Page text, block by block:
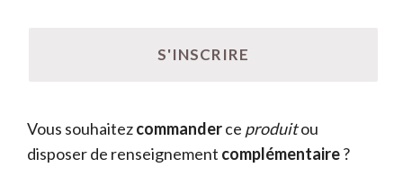
Vous souhaitezcommanderce produitou
disposer de renseignement complémentaire?